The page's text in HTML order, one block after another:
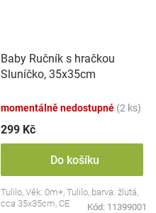
Baby Ručník s hračkou
Sluníčko, 35x35cm
momentálně nedostupné (2 ks)
299 Kč
Do košíku
Tulilo, Věk: 0m+, Tulilo, barva: žlutá,
cca 35x35cm, CE
Kód: 11399001